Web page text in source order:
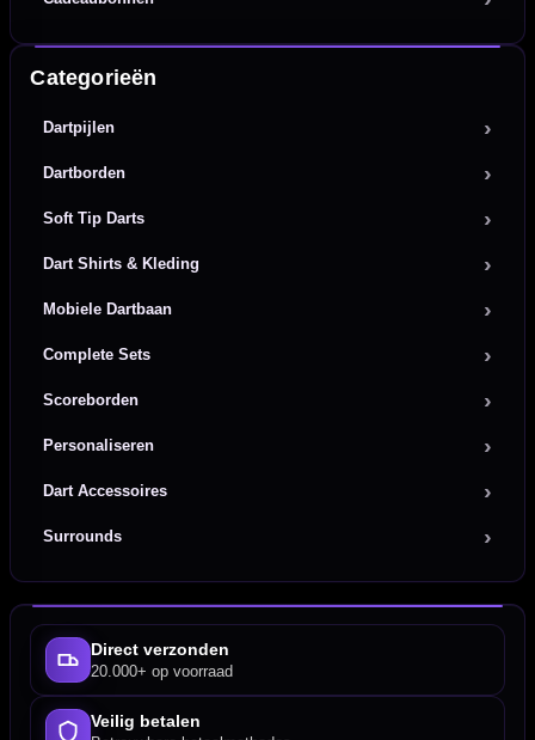
Categorieën
Dartpijlen
Dartborden
Soft Tip Darts
Dart Shirts & Kleding
Mobiele Dartbaan
Complete Sets
Scoreborden
Personaliseren
Dart Accessoires
Surrounds
Direct verzonden
20.000+ op voorraad
Veilig betalen